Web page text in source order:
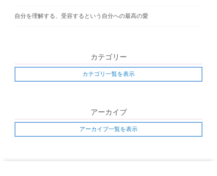
a
o
n
自分を理解する、受容するという自分への最高の愛
カテゴリー
カテゴリ一覧を表示
アーカイブ
アーカイブ一覧を表示